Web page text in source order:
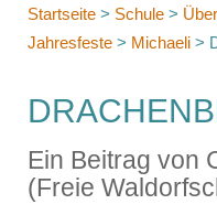
Startseite > Schule >
Jahresfeste > Michaeli >
Ein Beitrag von
(Freie